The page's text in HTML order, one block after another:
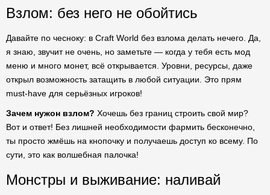
Взлом: без него не обойтись
Давайте по чесноку: в Craft World без взлома делать нечего. Да,
я знаю, звучит не очень, но заметьте — когда у тебя есть мод
меню и много монет, всё открывается. Уровни, ресурсы, даже
открыл возможность затащить в любой ситуации. Это прям
must-have для серьёзных игроков!
Зачем нужон взлом? Хочешь без границ строить свой мир?
Вот и ответ! Без лишней необходимости фармить бесконечно,
ты просто жмёшь на кнопочку и получаешь доступ ко всему. По
сути, это как волшебная палочка!
Монстры и выживание: наливай